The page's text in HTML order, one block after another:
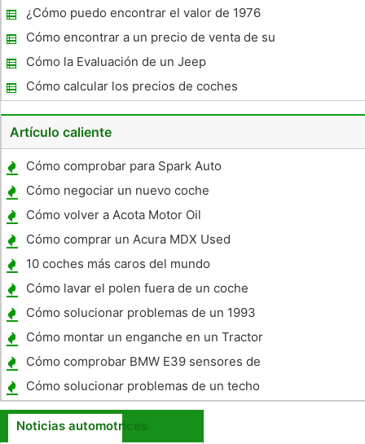
vehículo
¿Cómo puedo encontrar el valor de 1976
Porsche?
Cómo encontrar a un precio de venta de su
coche usado
Cómo la Evaluación de un Jeep
Cómo calcular los precios de coches
usados ​​
Artículo caliente
Cómo comprobar para Spark Auto
Cómo negociar un nuevo coche
Cómo volver a Acota Motor Oil
Cómo comprar un Acura MDX Used
10 coches más caros del mundo
Cómo lavar el polen fuera de un coche
Cómo solucionar problemas de un 1993
Nissan Altima
Cómo montar un enganche en un Tractor
Cómo comprobar BMW E39 sensores de
oxígeno
Cómo solucionar problemas de un techo
corredizo en un Ford Fusion
Noticias automotrices